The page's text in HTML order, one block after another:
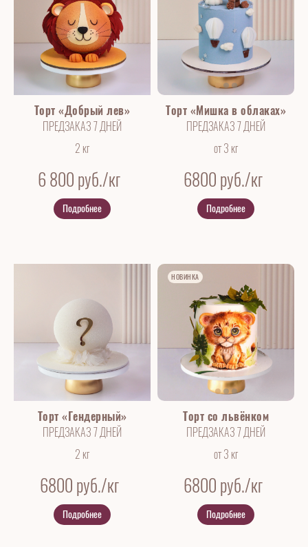
Торт «Добрый лев»
ПРЕДЗАКАЗ 7 ДНЕЙ
2 кг
6 800 руб./кг
Подробнее
Торт «Мишка в облаках»
ПРЕДЗАКАЗ 7 ДНЕЙ
от 3 кг
6800 руб./кг
Подробнее
Торт «Гендерный»
ПРЕДЗАКАЗ 7 ДНЕЙ
2 кг
6800 руб./кг
Подробнее
НОВИНКА
Торт со львёнком
ПРЕДЗАКАЗ 7 ДНЕЙ
от 3 кг
6800 руб./кг
Подробнее